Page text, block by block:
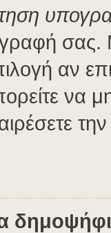
σας.
αν
να